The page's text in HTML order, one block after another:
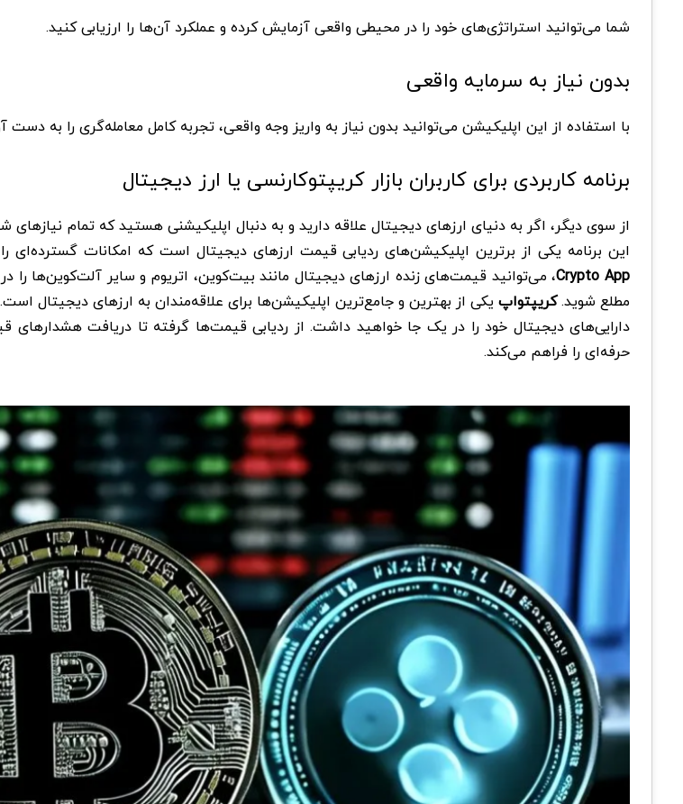
شما می‌توانید استراتژی‌های خود را در محیطی واقعی آزمایش کرده و عملکرد آن‌ها را ارزیابی کنید.
بدون نیاز به سرمایه واقعی
با استفاده از این اپلیکیشن می‌توانید بدون نیاز به واریز وجه واقعی، تجربه کامل معامله‌گری را به دست
برنامه کاربردی برای کاربران بازار کریپتوکارنسی یا ارز دیجیتال
از سوی دیگر، اگر به دنیای ارزهای دیجیتال علاقه دارید و به دنبال اپلیکیشنی هستید که تمام نیازهای
این برنامه یکی از برترین اپلیکیشن‌های ردیابی قیمت ارزهای دیجیتال است که امکانات گسترده‌ای
Crypto App، می‌توانید قیمت‌های زنده ارزهای دیجیتال مانند بیت‌کوین، اتریوم و سایر آلت‌کوین‌ها را
مطلع شوید.کریپتواپ یکی از بهترین و جامع‌ترین اپلیکیشن‌ها برای علاقه‌مندان به ارزهای دیجیتال
دارایی‌های دیجیتال خود را در یک جا خواهید داشت. از ردیابی قیمت‌ها گرفته تا دریافت هشدارهای
حرفه‌ای را فراهم می‌کند.